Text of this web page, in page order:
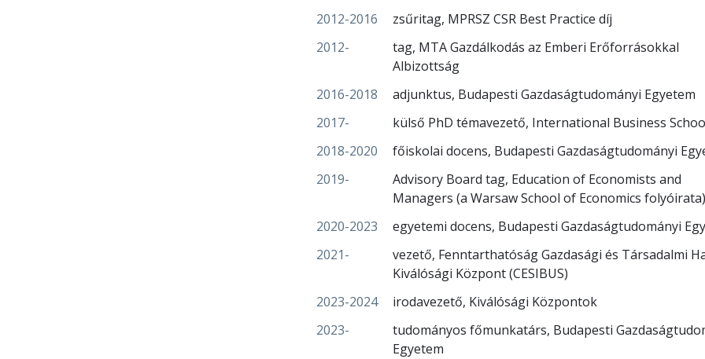
2012-2016
zsűritag, MPRSZ CSR Best Practice díj
2012-
tag, MTA Gazdálkodás az Emberi Erőforrásokkal
Albizottság
2016-2018
adjunktus, Budapesti Gazdaságtudományi Egyetem
2017-
külső PhD témavezető, International Business
2018-2020
főiskolai docens, Budapesti Gazdaságtudományi
2019-
Advisory Board tag, Education of Economists and
Managers (a Warsaw School of Economics
2020-2023
egyetemi docens, Budapesti Gazdaságtudományi
2021-
vezető, Fenntarthatóság Gazdasági és Társadalmi
Kiválósági Központ (CESIBUS)
2023-2024
irodavezető, Kiválósági Központok
2023-
tudományos főmunkatárs, Budapesti
Egyetem